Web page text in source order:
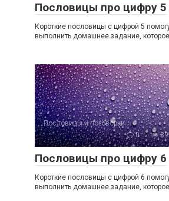
Пословицы про цифру 5
Короткие пословицы с цифрой 5
выполнить домашнее задание,
Пословицы и поговорки
0
Пословицы про цифру 6
Короткие пословицы с цифрой 6
выполнить домашнее задание,